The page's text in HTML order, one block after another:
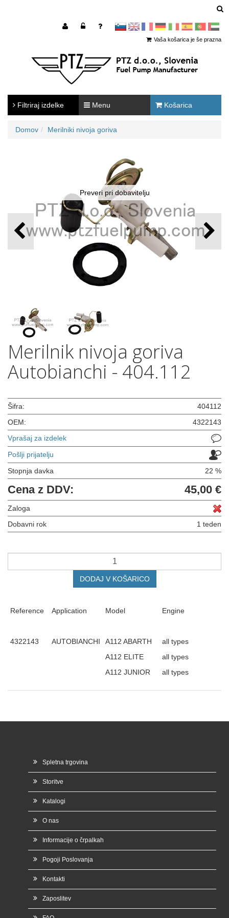
sl en francoščina
Nemščina
Italijanščina
Španščina
PortugalArabščina
Vaša košarica je še prazna
Filtriraj izdelke Menu Košarica
Domov Merilniki nivoja goriva
Preveri pri dobavitelju
Merilnik nivoja goriva
Autobianchi - 404.112
Šifra:
404112
OEM:
4322143
Vprašaj za izdelek
Pošlji prijatelju
Stopnja davka 22 %
Cena z DDV: 45,00 €
Zaloga
Dobavni rok
1 teden
DODAJ V KOŠARICO
Reference Application Model Engine
4322143 AUTOBIANCHI A112 ABARTH
all types
A112 ELITE
all types
A112 JUNIOR
all types
Spletna trgovina
Storitve
Katalogi
O nas
Informacije o črpalkah
Pogoji Poslovanja
Kontakti
Zaposlitev